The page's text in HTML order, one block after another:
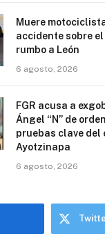
Muere
accidente sobre
rumbo a León
6 agosto, 2026
FGR acusa a
Ángel “N” de
pruebas clave del
Ayotzinapa
6 agosto, 2026